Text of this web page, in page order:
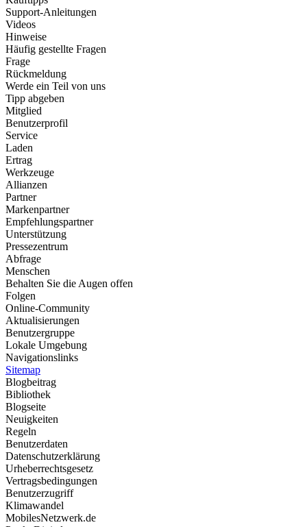
Support-Anleitungen
Videos
Hinweise
Häufig gestellte Fragen
Frage
Rückmeldung
Werde ein Teil von uns
Tipp abgeben
Mitglied
Benutzerprofil
Service
Laden
Ertrag
Werkzeuge
Allianzen
Partner
Markenpartner
Empfehlungspartner
Unterstützung
Pressezentrum
Abfrage
Menschen
Behalten Sie die Augen offen
Folgen
Online-Community
Aktualisierungen
Benutzergruppe
Lokale Umgebung
Navigationslinks
Sitemap
Blogbeitrag
Bibliothek
Blogseite
Neuigkeiten
Regeln
Benutzerdaten
Datenschutzerklärung
Urheberrechtsgesetz
Vertragsbedingungen
Benutzerzugriff
Klimawandel
MobilesNetzwerk.de